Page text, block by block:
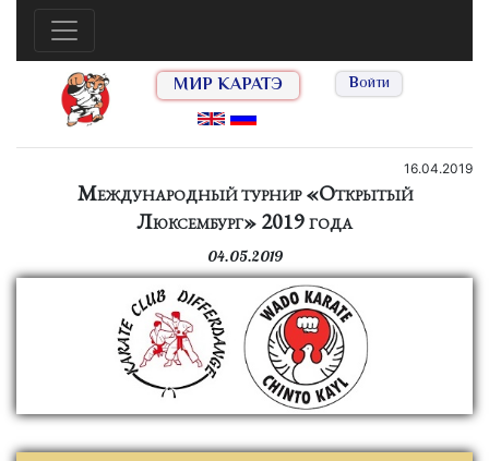
МИР КАРАТЭ Войти
16.04.2019
Международный турнир «Открытый
Люксембург» 2019 года
04.05.2019